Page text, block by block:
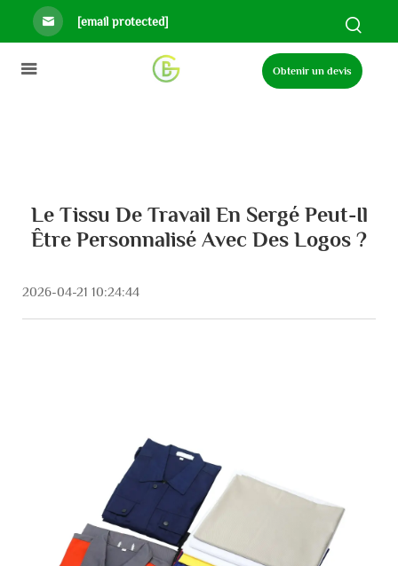
[email protected]
Obtenir un devis
Le Tissu De Travail En Sergé Peut-Il
Être Personnalisé Avec Des Logos ?
2026-04-21 10:24:44